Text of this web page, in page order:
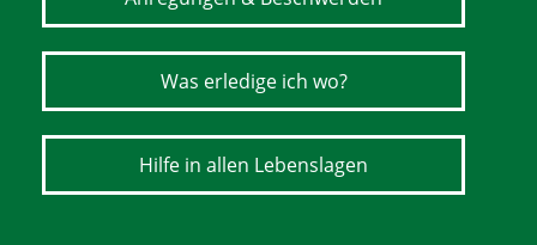
Was erledige ich wo?
Hilfe in allen Lebenslagen